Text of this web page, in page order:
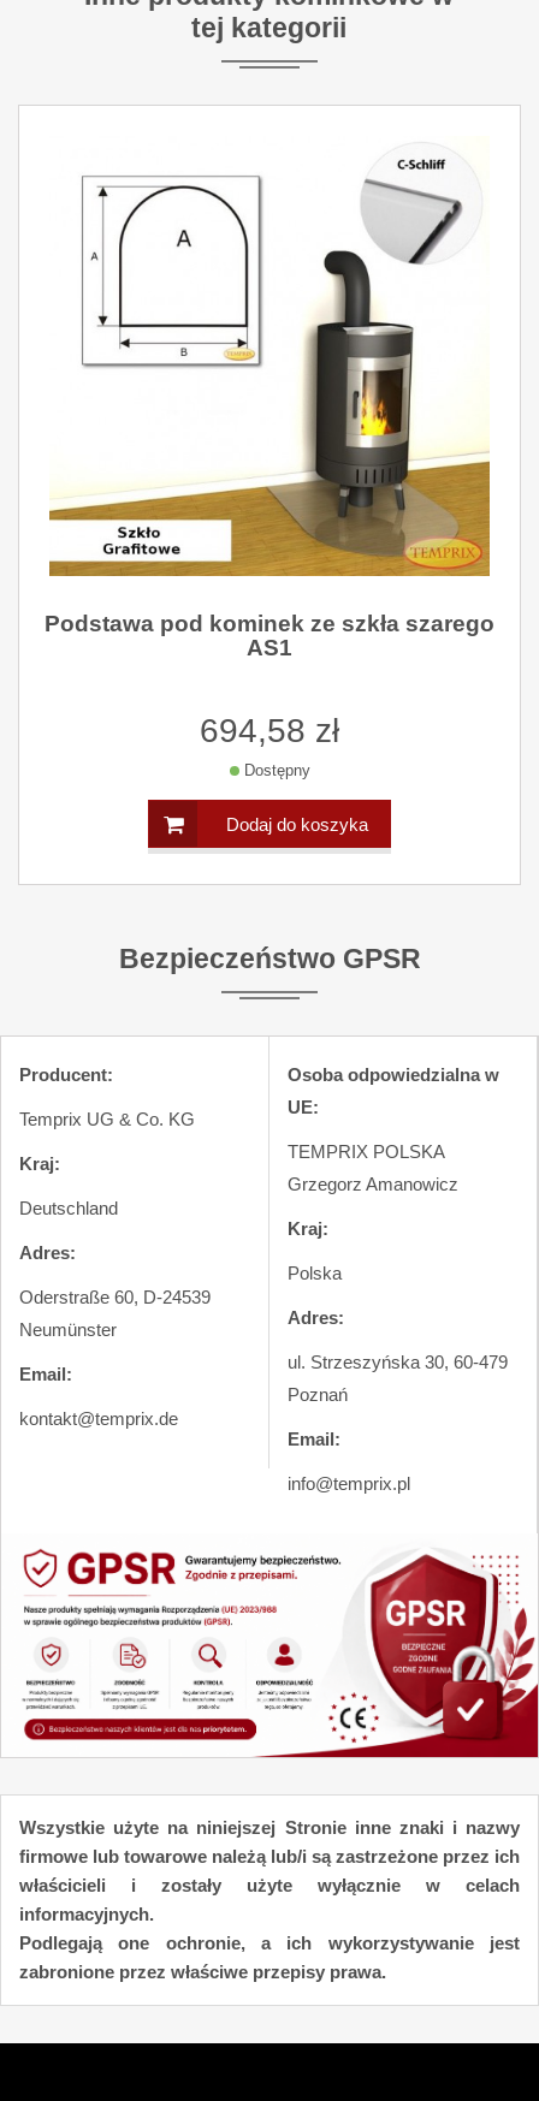
tej kategorii
Podstawa pod kominek ze szkła szarego
AS1
694,58 zł
Dostępny
Dodaj do koszyka
Bezpieczeństwo GPSR
Producent:
Temprix UG & Co. KG
Kraj:
Deutschland
Adres:
Oderstraße 60, D-24539
Neumünster
Email:
kontakt@temprix.de
Osoba odpowiedzialna w
UE:
TEMPRIX POLSKA
Grzegorz Amanowicz
Kraj:
Polska
Adres:
ul. Strzeszyńska 30, 60-479
Poznań
Email:
info@temprix.pl
Wszystkie użyte na niniejszej Stronie inne znaki i nazwy
firmowe lub towarowe należą lub/i są zastrzeżone przez ich
właścicieli i zostały użyte wyłącznie w celach
informacyjnych.
Podlegają one ochronie, a ich wykorzystywanie jest
zabronione przez właściwe przepisy prawa.